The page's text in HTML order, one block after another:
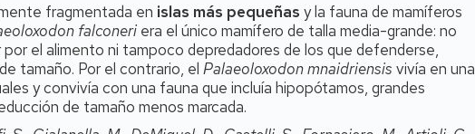
fragmentada en islas más pequeñas y la fauna de mamíferos
falconeri era el único mamífero de talla media-grande: no
el alimento ni tampoco depredadores de los que defenderse,
tamaño. Por el contrario, el Palaeoloxodon mnaidriensis vivía en una
y convivía con una fauna que incluía hipopótamos, grandes
de tamaño menos marcada.